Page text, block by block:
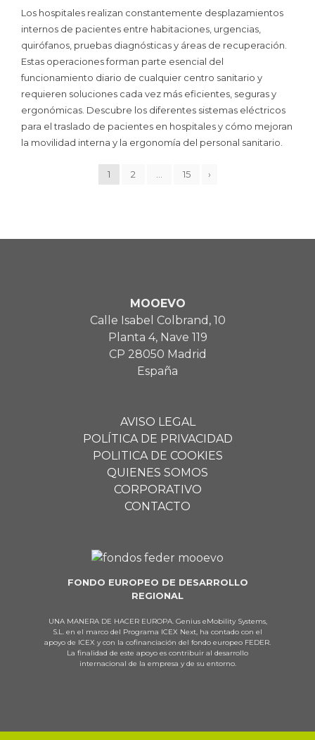
Los hospitales realizan constantemente desplazamientos
internos de pacientes entre habitaciones, urgencias,
quirófanos, pruebas diagnósticas y áreas de recuperación.
Estas operaciones forman parte esencial del
funcionamiento diario de cualquier centro sanitario y
requieren soluciones cada vez más eficientes, seguras y
ergonómicas. Descubre los diferentes sistemas eléctricos
para el traslado de pacientes en hospitales y cómo mejoran
la movilidad interna y la ergonomía del personal sanitario.
1 2 … 15 ›
MOOEVO
Calle Isabel Colbrand, 10
Planta 4, Nave 119
CP 28050 Madrid
España
AVISO LEGAL
POLÍTICA DE PRIVACIDAD
POLITICA DE COOKIES
QUIENES SOMOS
CORPORATIVO
CONTACTO
FONDO EUROPEO DE DESARROLLO
REGIONAL
UNA MANERA DE HACER EUROPA. Genius eMobility Systems,
S.L. en el marco del Programa ICEX Next, ha contado con el
apoyo de ICEX y con la cofinanciación del fondo europeo FEDER.
La finalidad de este apoyo es contribuir al desarrollo
internacional de la empresa y de su entorno.